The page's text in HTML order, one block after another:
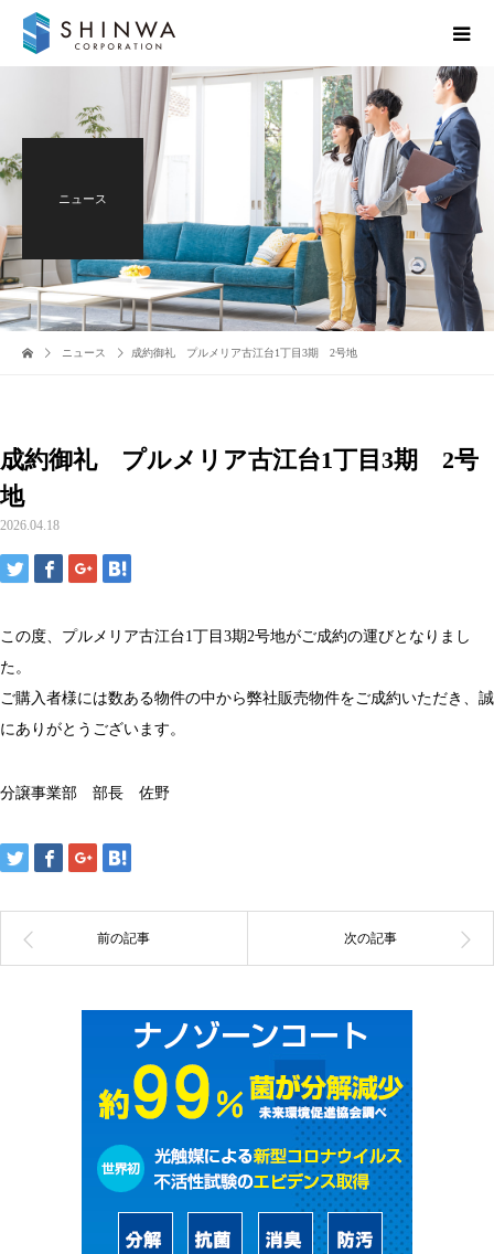
ニュース
ニュース 成約御礼 プルメリア古江台1丁目3期 2号地
成約御礼 プルメリア古江台1丁目3期 2号
地
2026.04.18
この度、プルメリア古江台1丁目3期2号地がご成約の運びとなりまし
た。
ご購入者様には数ある物件の中から弊社販売物件をご成約いただき、誠
にありがとうございます。
分譲事業部 部長 佐野